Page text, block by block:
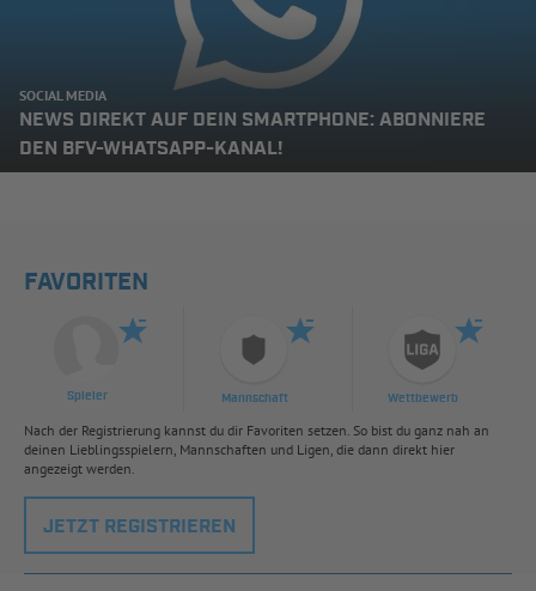
SOCIAL MEDIA
NEWS DIREKT AUF DEIN SMARTPHONE: ABONNIERE
DEN BFV-WHATSAPP-KANAL!
FAVORITEN
Spieler Mannschaft Wettbewerb
Nach der Registrierung kannst du dir Favoriten setzen. So bist du ganz nah an
deinen Lieblingsspielern, Mannschaften und Ligen, die dann direkt hier
angezeigt werden.
JETZT REGISTRIEREN